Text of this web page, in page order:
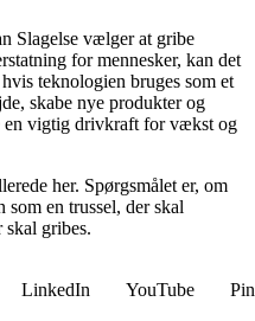
Slagelse vælger at gribe
for mennesker, kan det
teknologien bruges som et
skabe nye produkter og
en vigtig drivkraft for vækst og
her. Spørgsmålet er, om
som en trussel, der skal
skal gribes.
LinkedIn YouTube